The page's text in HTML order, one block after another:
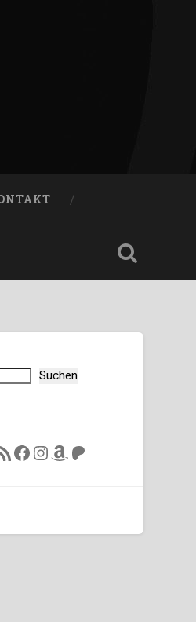
Suchen
Feed
Facebook
Instagram
Amazon
Patreon